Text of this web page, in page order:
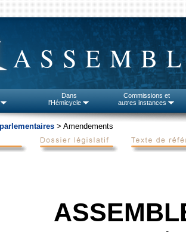
Dans
l'Hémicycle
Commissions et
autres instances
> Amendements